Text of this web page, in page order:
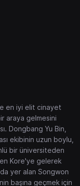
en iyi elit cinayet
araya gelmesini
Dongbang Yu Bin,
ekibinin uzun boylu,
bir üniversiteden
Kore'ye gelerek
yer alan Songwon
başına geçmek için